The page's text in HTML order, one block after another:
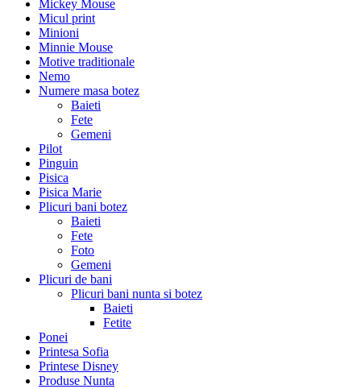
Mickey Mouse
Micul print
Minioni
Minnie Mouse
Motive traditionale
Nemo
Numere masa botez
Baieti
Fete
Gemeni
Pilot
Pinguin
Pisica
Pisica Marie
Plicuri bani botez
Baieti
Fete
Foto
Gemeni
Plicuri de bani
Plicuri bani nunta si botez
Baieti
Fetite
Ponei
Printesa Sofia
Printese Disney
Produse Nunta